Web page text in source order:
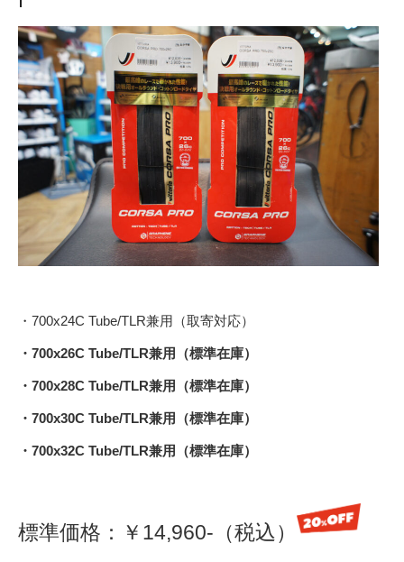
・700x24C Tube/TLR兼用（取寄対応）
・700x26C Tube/TLR兼用（標準在庫）
・700x28C Tube/TLR兼用（標準在庫）
・700x30C Tube/TLR兼用（標準在庫）
・700x32C Tube/TLR兼用（標準在庫）
標準価格：￥14,960-（税込）